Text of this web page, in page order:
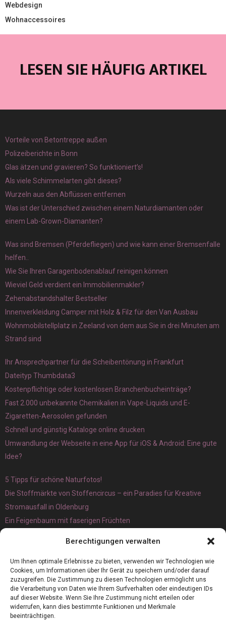
Berechtigungen verwalten
Um Ihnen optimale Erlebnisse zu bieten, verwenden wir Technologien wie
Cookies, um Informationen über Ihr Gerät zu speichern und/oder darauf
zuzugreifen. Die Zustimmung zu diesen Technologien ermöglicht uns
die Verarbeitung von Daten wie Ihrem Surfverhalten oder eindeutigen IDs
auf dieser Website. Wenn Sie Ihre Zustimmung nicht erteilen oder
widerrufen, kann dies bestimmte Funktionen und Merkmale
beeinträchtigen.
Webdesign
Wohnaccessoires
LESEN SIE HÄUFIG ARTIKEL
Vorteile von Betontreppe außen
Polizeiberichte in Bonn
Glas ätzen und gravieren? So funktioniert’s!
Als viele Schimmelarten gibt dieses?
Wurzeln aus den Abflüssen entfernen
Was ist der Unterschied zwischen einem Naturdiamanten oder
einem Lab-Grown-Diamanten?
Was sind Bremsen (Pferdefliegen) und wie kann einer Bremsenfalle
helfen..
Wie Sie Ihren Garagenbodenablauf reinigen können
Wieviel Geld verdient ein Immobilienmakler?
Zehenabstandshalter Bestseller
Innenverkleidung Camper mit Holz & Filz für den Van Ausbau
Wohnmobilstellplatz in Zeeland von dem aus Sie in drei Minuten am
Strand sind
Ihr Ansprechpartner für die Scheibentönung in Frankfurt
Dateityp Thumbdata3
Kostenpflichtige oder kostenlosen Branchenbucheinträge?
Fast 2.000 unbekannte Chemikalien in Vape-Liquids und E-
Zigaretten-Aerosolen gefunden
Schnell und günstig Kataloge online drucken
Umwandlung der Webseite in eine App für iOS & Android: Eine gute
Idee?
5 Tipps für schöne Naturfotos!
Die Stoffmärkte von Stoffencircus – ein Paradies für Kreative
Stromausfall in Oldenburg
Ein Feigenbaum mit faserigen Früchten
Magnetangeln